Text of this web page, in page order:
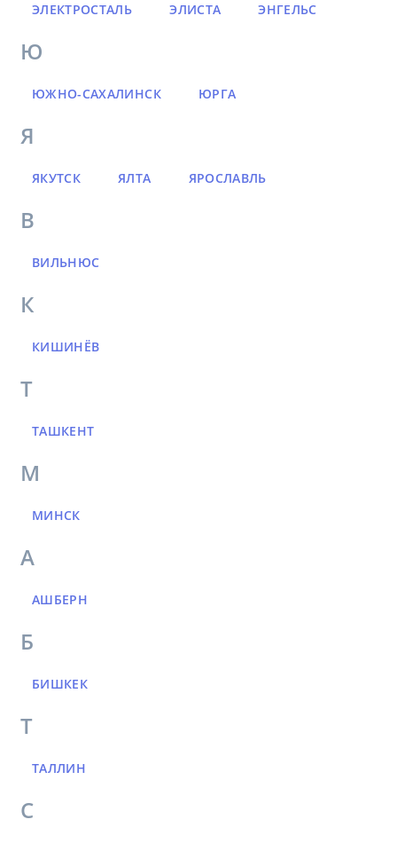
ЭЛЕКТРОСТАЛЬ ЭЛИСТА ЭНГЕЛЬС
Ю
ЮЖНО-САХАЛИНСК ЮРГА
Я
ЯКУТСК ЯЛТА ЯРОСЛАВЛЬ
В
ВИЛЬНЮС
К
КИШИНЁВ
Т
ТАШКЕНТ
М
МИНСК
А
АШБЕРН
Б
БИШКЕК
Т
ТАЛЛИН
С